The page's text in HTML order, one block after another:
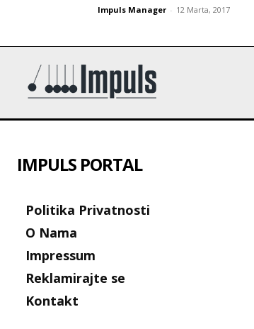
Impuls Manager - 12 Marta, 2017
IMPULS PORTAL
Politika Privatnosti
O Nama
Impressum
Reklamirajte se
Kontakt